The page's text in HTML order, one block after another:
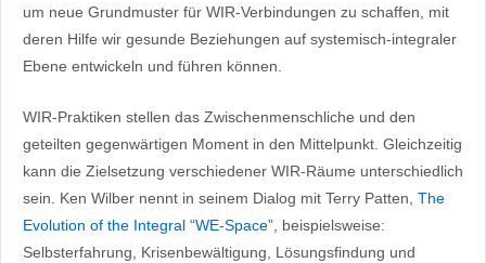
um neue Grundmuster für WIR-Verbindungen zu schaffen, mit
deren Hilfe wir gesunde Beziehungen auf systemisch-integraler
Ebene entwickeln und führen können.
WIR-Praktiken stellen das Zwischenmenschliche und den
geteilten gegenwärtigen Moment in den Mittelpunkt. Gleichzeitig
kann die Zielsetzung verschiedener WIR-Räume unterschiedlich
sein. Ken Wilber nennt in seinem Dialog mit Terry Patten, The
Evolution of the Integral “WE-Space”, beispielsweise:
Selbsterfahrung, Krisenbewältigung, Lösungsfindung und